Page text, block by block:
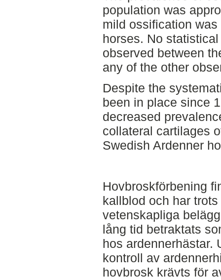
population was
mild ossification
horses. No
observed between
any of the other
Despite the
been in place since
decreased
collateral cartilages
Swedish Ardenner
Hovbroskförbening
kallblod och har
vetenskapliga
lång tid betraktats
hos ardennerhästar.
kontroll av
hovbrosk krävts för